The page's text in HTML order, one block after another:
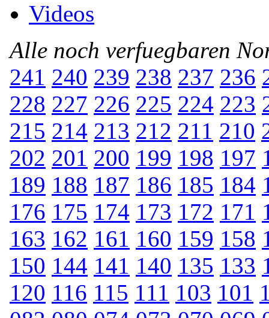
Videos
Alle noch verfuegbaren
241 240 239 238 237 236
228 227 226 225 224 223
215 214 213 212 211 210
202 201 200 199 198 197
189 188 187 186 185 184
176 175 174 173 172 171
163 162 161 160 159 158
150 144 141 140 135 133
120 116 115 111 103 101